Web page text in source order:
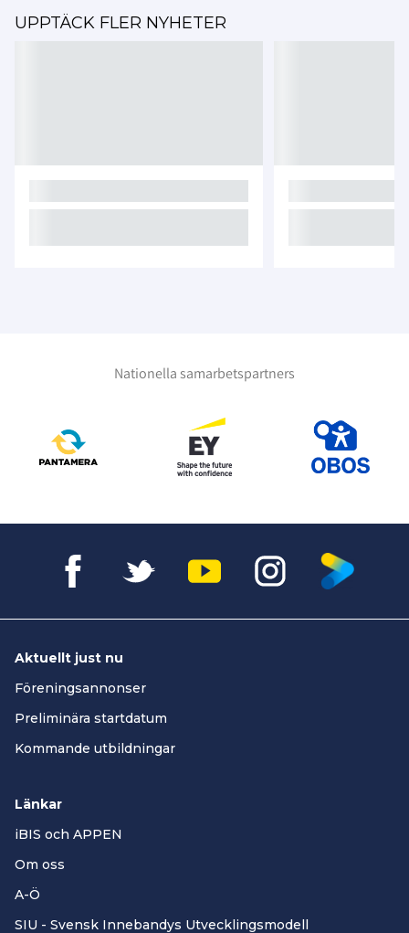
UPPTÄCK FLER NYHETER
Nationella samarbetspartners
Aktuellt just nu
Föreningsannonser
Preliminära startdatum
Kommande utbildningar
Länkar
iBIS och APPEN
Om oss
A-Ö
SIU - Svensk Innebandys Utvecklingsmodell